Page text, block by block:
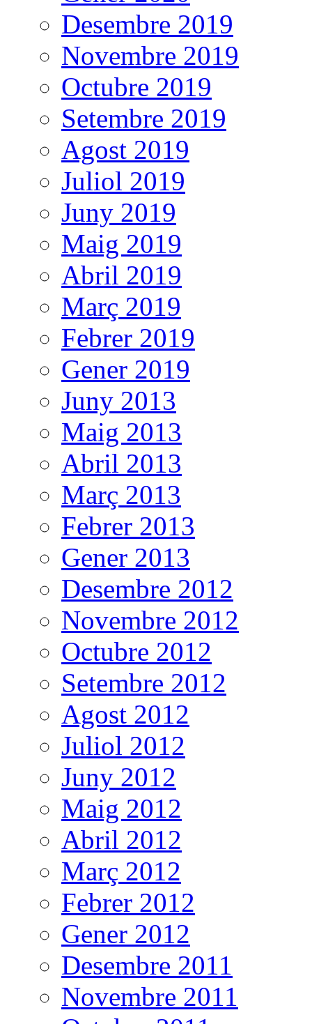
Desembre 2019
Novembre 2019
Octubre 2019
Setembre 2019
Agost 2019
Juliol 2019
Juny 2019
Maig 2019
Abril 2019
Març 2019
Febrer 2019
Gener 2019
Juny 2013
Maig 2013
Abril 2013
Març 2013
Febrer 2013
Gener 2013
Desembre 2012
Novembre 2012
Octubre 2012
Setembre 2012
Agost 2012
Juliol 2012
Juny 2012
Maig 2012
Abril 2012
Març 2012
Febrer 2012
Gener 2012
Desembre 2011
Novembre 2011